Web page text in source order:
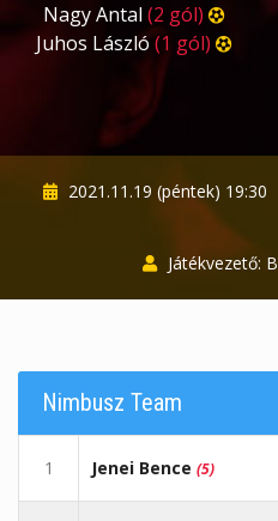
Nagy Antal (2 gól)
Juhos László (1 gól)
2021.11.19 (péntek) 19:30
Játékvezető:
Nimbusz Team
1 Jenei Bence (5)